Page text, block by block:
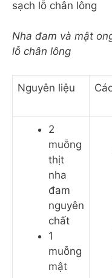
Nha đam và mật
lỗ chân lông
Nguyên liệu
2
muỗng
thịt
nha
đam
nguyên
chất
1
muỗng
mật